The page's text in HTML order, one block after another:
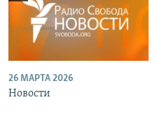
26 МАРТА 2026
Новости